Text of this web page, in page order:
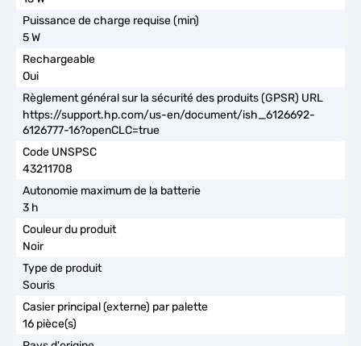
5 W
Oui
https://support.hp.com/us-en/document/ish_6126692-
6126777-16?openCLC=true
43211708
3 h
Noir
Souris
16 pièce(s)